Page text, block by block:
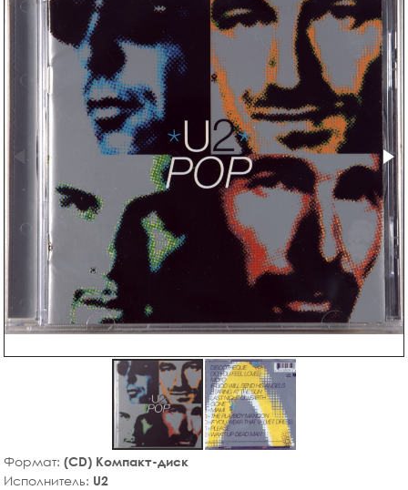
Формат: (CD) Компакт-диск
Исполнитель: U2